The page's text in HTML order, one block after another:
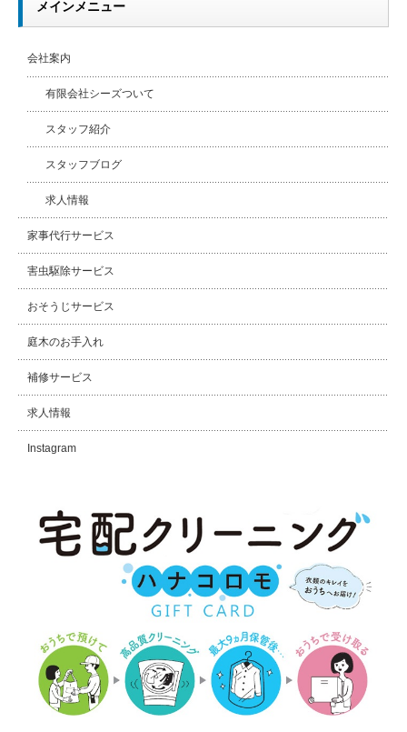
メインメニュー
会社案内
有限会社シーズついて
スタッフ紹介
スタッフブログ
求人情報
家事代行サービス
害虫駆除サービス
おそうじサービス
庭木のお手入れ
補修サービス
求人情報
Instagram